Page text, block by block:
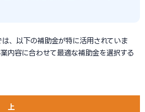
、以下の補助金が特に活用されていま
内容に合わせて最適な補助金を選択する
上